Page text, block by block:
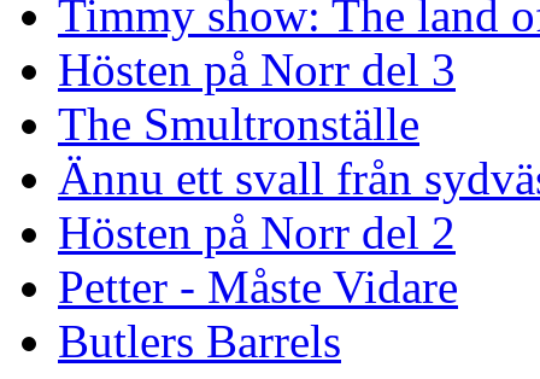
Timmy show: The land
Hösten på Norr del 3
The Smultronställe
Ännu ett svall från
Hösten på Norr del 2
Petter - Måste Vidare
Butlers Barrels